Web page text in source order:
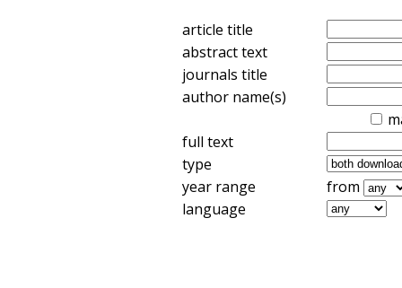
article title
abstract text
journals title
author name(s)
full text
type
year range
from
language